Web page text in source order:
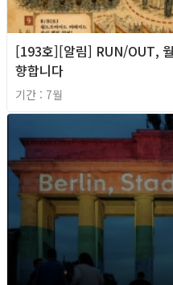
[193호][알림] RUN/OUT,
향합니다
기간 : 7월